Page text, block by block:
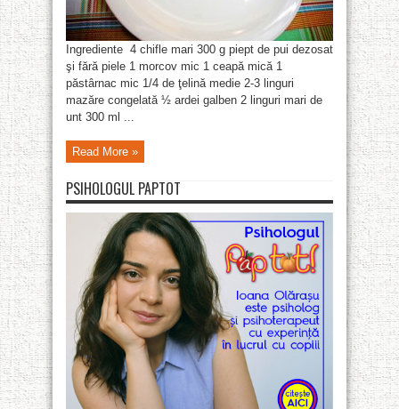
Ingrediente 4 chifle mari 300 g piept de pui dezosat
şi fără piele 1 morcov mic 1 ceapă mică 1
păstârnac mic 1/4 de ţelină medie 2-3 linguri
mazăre congelată ½ ardei galben 2 linguri mari de
unt 300 ml ...
Read More »
PSIHOLOGUL PAPTOT